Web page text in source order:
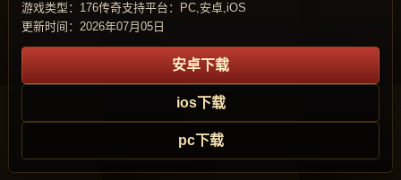
游戏类型：176传奇支持平台：PC,安卓,iOS
更新时间：2026年07月05日
安卓下载
ios下载
pc下载